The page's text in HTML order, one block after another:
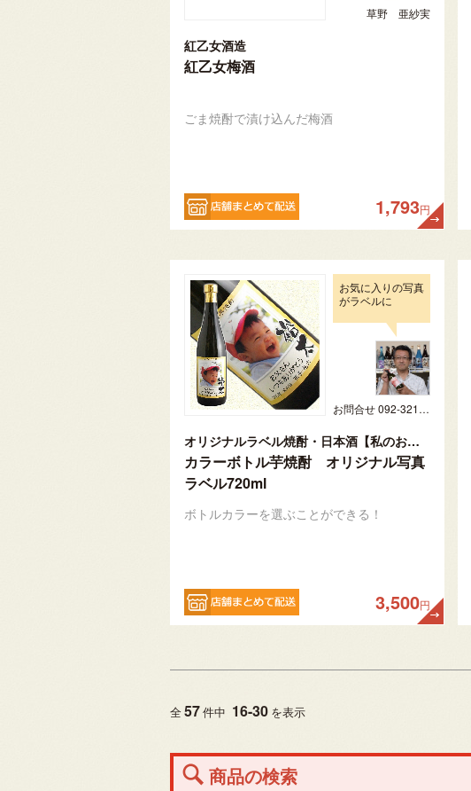
草野 亜紗実
紅乙女酒造
紅乙女梅酒
ごま焼酎で漬け込んだ梅酒
1,793円
お気に入りの写真
がラベルに
お問合せ 092-321-1597
オリジナルラベル焼酎・日本酒【私のお酒】
カラーボトル芋焼酎 オリジナル写真
ラベル720ml
ボトルカラーを選ぶことができる！
3,500円
全57件中 16-30 を表示
商品の検索